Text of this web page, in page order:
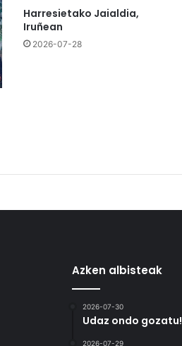
Harresietako Jaialdia,
Iruñean
2026-07-28
Azken albisteak
2026-07-30
Udaz ondo gozatu!
2026-07-29